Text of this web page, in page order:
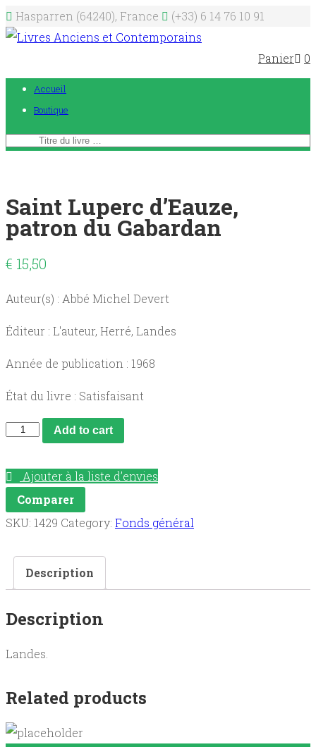
Hasparren (64240), France (+33) 6 14 76 10 91
Panier 0
Accueil
Boutique
Saint Luperc d’Eauze,
patron du Gabardan
€ 15,50
Auteur(s) : Abbé Michel Devert
Éditeur : L'auteur, Herré, Landes
Année de publication : 1968
État du livre : Satisfaisant
Saint
d'Eauze,
patron
du
quantity
Add to cart
Ajouter à la liste d’envies
Comparer
SKU: 1429 Category: Fonds général
Description
Description
Landes.
Related products